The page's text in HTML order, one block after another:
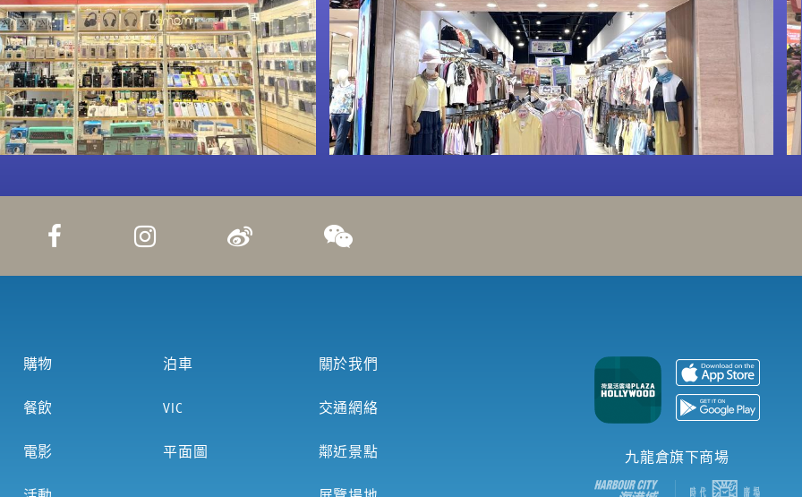
購物
餐飲
電影
泊車
VIC
平面圖
關於我們
交通網絡
鄰近景點 九龍倉旗下商場